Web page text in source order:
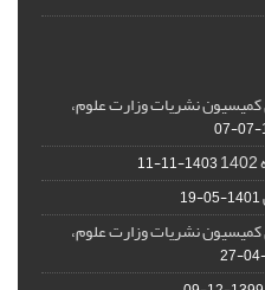
نشریات وزارت علوم،
1403-11-11
1401-05-19
نشریات وزارت علوم،